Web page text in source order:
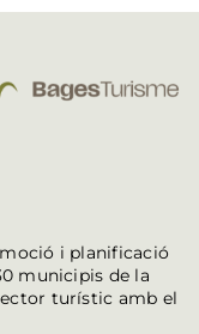
i planificació
municipis de la
turístic amb el